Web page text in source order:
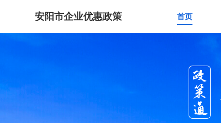
安阳市企业优惠政策 首页